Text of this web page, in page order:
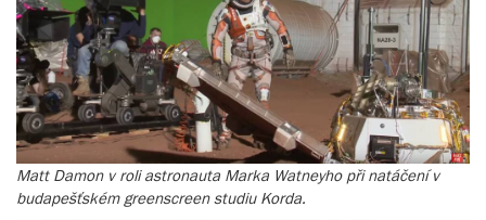
Matt Damon v roli astronauta Marka Watneyho při natáčení v
budapešťském greenscreen studiu Korda.